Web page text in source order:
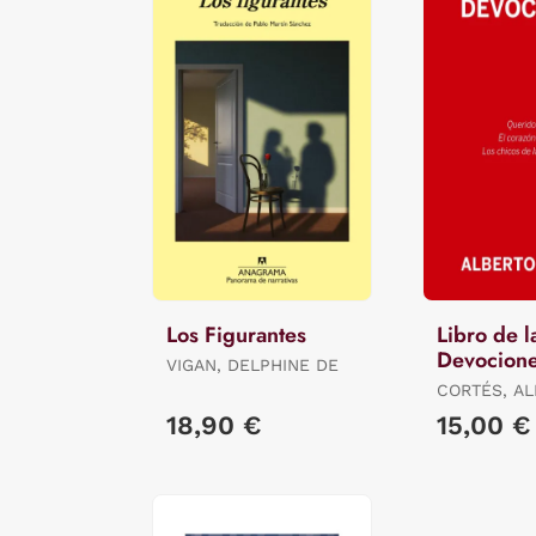
Los Figurantes
VIGAN, DELPHINE DE
18,90 €
Libro de
CORTÉS,
15,00 €